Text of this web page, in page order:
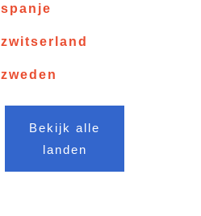
spanje
zwitserland
zweden
Bekijk alle
landen